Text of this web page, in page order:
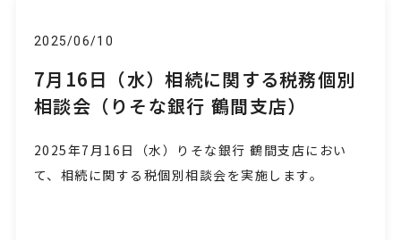
2025/06/10
7月16日（水）相続に関する税務個別
相談会（りそな銀行 鶴間支店）
2025年7月16日 （水）りそな銀行 鶴間支店におい
て、相続に関する税個別相談会を実施します。